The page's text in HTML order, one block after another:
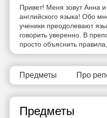
Привет! Меня зовут Анна
английского языка! Обо
ученики преодолевают
говорить уверенно. В
просто объяснить
Предметы Про
Предметы
Нет
свободных
часов
Нет
свободных
часов